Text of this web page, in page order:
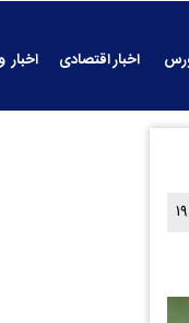
اخبار اقتصادی